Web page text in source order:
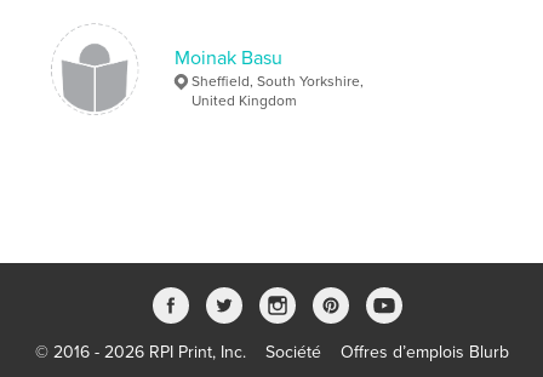
Moinak Basu
Sheffield, South Yorkshire,
United Kingdom
© 2016 - 2026 RPI Print, Inc. Société Offres d’emplois Blurb